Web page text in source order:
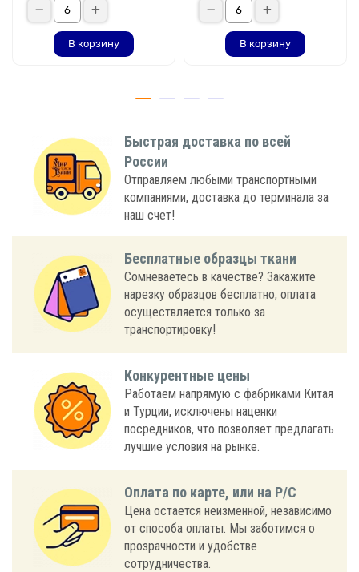
В корзину В корзину
Быстрая доставка по всей
России
Отправляем любыми транспортными
компаниями, доставка до терминала за
наш счет!
Бесплатные образцы ткани
Сомневаетесь в качестве? Закажите
нарезку образцов бесплатно, оплата
осуществляется только за
транспортировку!
Конкурентные цены
Работаем напрямую с фабриками Китая
и Турции, исключены наценки
посредников, что позволяет предлагать
лучшие условия на рынке.
Оплата по карте, или на Р/С
Цена остается неизменной, независимо
от способа оплаты. Мы заботимся о
прозрачности и удобстве
сотрудничества.